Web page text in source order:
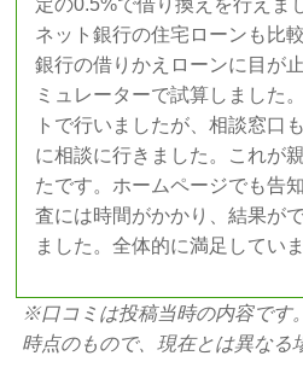
定の0.5%で借り換えを行えま
ネット銀行の住宅ローンも比
銀行の借りかえローンに目が
ミュレーターで試算しました
トで行いましたが、相談窓口
に相談に行きました。これが
たです。ホームページでも告
査には時間がかかり、結果が
ました。全体的に満足していま
※口コミは投稿当時の内容です
時点のもので、現在とは異なる